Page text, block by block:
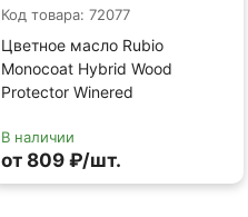
Код товара: 72077
Цветное масло Rubio
Monocoat Hybrid Wood
Protector Winered
В наличии
от 809 ₽/шт.